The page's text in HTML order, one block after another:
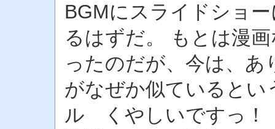
BGMにスライドショ
るはずだ。 もとは漫
ったのだが、今は、
がなぜか似ていると
ル くやしいですっ